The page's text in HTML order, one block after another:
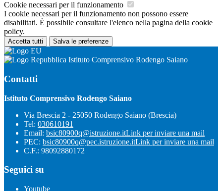
Cookie necessari per il funzionamento
I cookie necessari per il funzionamento non possono essere
disabilitati. È possibile consultare l'elenco nella pagina della cookie
policy.
Accetta tutti Salva le preferenze
Istituto Comprensivo Rodengo Saiano
Contatti
Istituto Comprensivo Rodengo Saiano
Via Brescia 2 - 25050 Rodengo Saiano (Brescia)
Tel: 030610191
Email: bsic80900q@istruzione.itLink per inviare una mail
PEC: bsic80900q@pec.istruzione.itLink per inviare una mail
C.F.: 98092880172
Seguici su
Youtube